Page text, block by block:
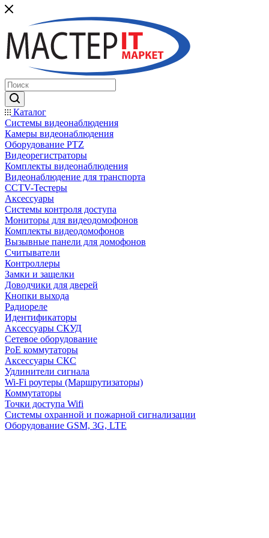
Каталог
Системы видеонаблюдения
Камеры видеонаблюдения
Оборудование PTZ
Видеорегистраторы
Комплекты видеонаблюдения
Видеонаблюдение для транспорта
CCTV-Тестеры
Аксессуары
Системы контроля доступа
Мониторы для видеодомофонов
Комплекты видеодомофонов
Вызывные панели для домофонов
Считыватели
Контроллеры
Замки и защелки
Доводчики для дверей
Кнопки выхода
Радиореле
Идентификаторы
Аксессуары СКУД
Сетевое оборудование
PoE коммутаторы
Аксессуары СКС
Удлинители сигнала
Wi-Fi роутеры (Маршрутизаторы)
Коммутаторы
Точки доступа Wifi
Системы охранной и пожарной сигнализации
Оборудование GSM, 3G, LTE